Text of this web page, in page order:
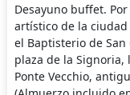
Desayuno buffet.
artístico de la ciudad
el Baptisterio de San
plaza de la
Ponte Vecchio,